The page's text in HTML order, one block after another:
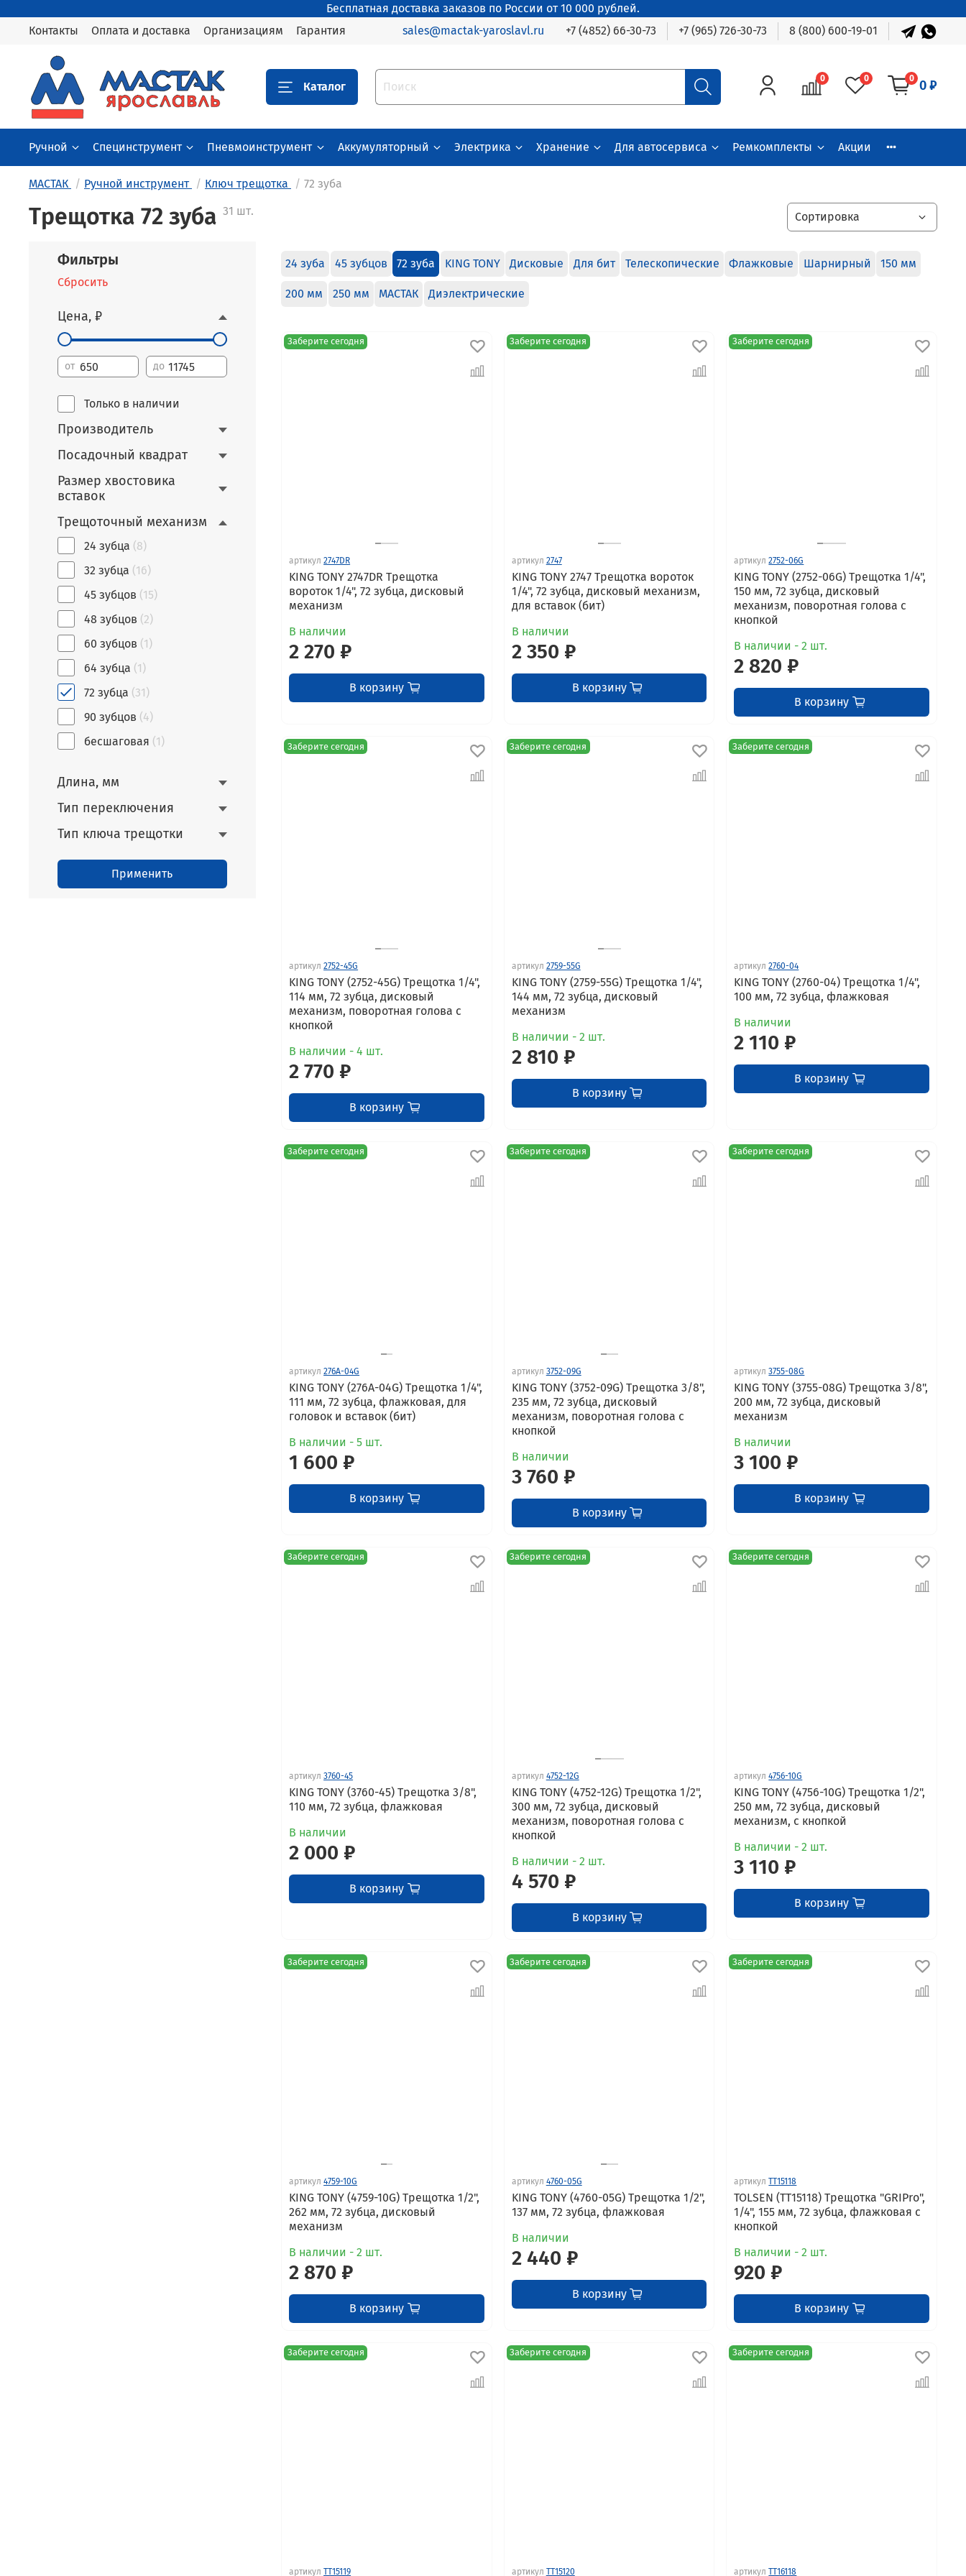
Бесплатная доставка заказов по России от 10 000 рублей.
Контакты
Оплата и доставка Организациям Гарантия sales@mactak-yaroslavl.ru +7 (4852) 66-30-73 +7 (965) 726-30-73 8 (800) 600-19-01
Каталог
0 0 0 0 ₽
Ручной Специнструмент Пневмоинструмент Аккумуляторный Электрика Хранение Для автосервиса Ремкомплекты Акции
МАСТАК Ручной инструмент Ключ трещотка 72 зуба
Трещотка 72 зуба 31 шт.
24 зуба 45 зубцов 72 зуба KING TONY Дисковые Для бит Телескопические Флажковые Шарнирный 150 мм
200 мм 250 мм МАСТАК Диэлектрические
Заберите сегодня
артикул 2747DR
KING TONY 2747DR Трещотка
вороток 1/4", 72 зубца, дисковый
механизм
В наличии
2 270 ₽
В корзину
Заберите сегодня
артикул 2747
KING TONY 2747 Трещотка вороток
1/4", 72 зубца, дисковый механизм,
для вставок (бит)
В наличии
2 350 ₽
В корзину
Заберите сегодня
артикул 2752-06G
KING TONY (2752-06G) Трещотка 1/4",
150 мм, 72 зубца, дисковый
механизм, поворотная голова с
кнопкой
В наличии - 2 шт.
2 820 ₽
В корзину
Заберите сегодня
артикул 2752-45G
KING TONY (2752-45G) Трещотка 1/4",
114 мм, 72 зубца, дисковый
механизм, поворотная голова с
кнопкой
В наличии - 4 шт.
2 770 ₽
В корзину
Заберите сегодня
артикул 2759-55G
KING TONY (2759-55G) Трещотка 1/4",
144 мм, 72 зубца, дисковый
механизм
В наличии - 2 шт.
2 810 ₽
В корзину
Заберите сегодня
артикул 2760-04
KING TONY (2760-04) Трещотка 1/4",
100 мм, 72 зубца, флажковая
В наличии
2 110 ₽
В корзину
Заберите сегодня
артикул 276A-04G
KING TONY (276A-04G) Трещотка 1/4",
111 мм, 72 зубца, флажковая, для
головок и вставок (бит)
В наличии - 5 шт.
1 600 ₽
В корзину
Заберите сегодня
артикул 3752-09G
KING TONY (3752-09G) Трещотка 3/8",
235 мм, 72 зубца, дисковый
механизм, поворотная голова с
кнопкой
В наличии
3 760 ₽
В корзину
Заберите сегодня
артикул 3755-08G
KING TONY (3755-08G) Трещотка 3/8",
200 мм, 72 зубца, дисковый
механизм
В наличии
3 100 ₽
В корзину
Заберите сегодня
артикул 3760-45
KING TONY (3760-45) Трещотка 3/8",
110 мм, 72 зубца, флажковая
В наличии
2 000 ₽
В корзину
Заберите сегодня
артикул 4752-12G
KING TONY (4752-12G) Трещотка 1/2",
300 мм, 72 зубца, дисковый
механизм, поворотная голова с
кнопкой
В наличии - 2 шт.
4 570 ₽
В корзину
Заберите сегодня
артикул 4756-10G
KING TONY (4756-10G) Трещотка 1/2",
250 мм, 72 зубца, дисковый
механизм, с кнопкой
В наличии - 2 шт.
3 110 ₽
В корзину
Заберите сегодня
артикул 4759-10G
KING TONY (4759-10G) Трещотка 1/2",
262 мм, 72 зубца, дисковый
механизм
В наличии - 2 шт.
2 870 ₽
В корзину
Заберите сегодня
артикул 4760-05G
KING TONY (4760-05G) Трещотка 1/2",
137 мм, 72 зубца, флажковая
В наличии
2 440 ₽
В корзину
Заберите сегодня
артикул TT15118
TOLSEN (TT15118) Трещотка "GRIPro",
1/4", 155 мм, 72 зубца, флажковая с
кнопкой
В наличии - 2 шт.
920 ₽
В корзину
Заберите сегодня
артикул TT15119
Заберите сегодня
артикул TT15120
Заберите сегодня
артикул TT16118
Фильтры
Сбросить
Цена, ₽
от до
Только в наличии
Производитель
Посадочный квадрат
Размер хвостовика
вставок
Трещоточный механизм
24 зубца (8)
32 зубца (16)
45 зубцов (15)
48 зубцов (2)
60 зубцов (1)
64 зубца (1)
72 зубца (31)
90 зубцов (4)
бесшаговая (1)
Длина, мм
Тип переключения
Тип ключа трещотки
Применить